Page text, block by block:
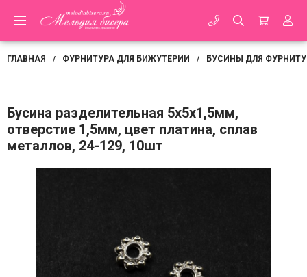
ГЛАВНАЯ / ФУРНИТУРА ДЛЯ БИЖУТЕРИИ / БУСИНЫ ДЛЯ
Бусина разделительная 5х5х1,5мм,
отверстие 1,5мм, цвет платина, сплав
металлов, 24-129, 10шт